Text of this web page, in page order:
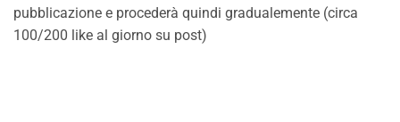
pubblicazione e procederà quindi gradualemente (circa
100/200 like al giorno su post)